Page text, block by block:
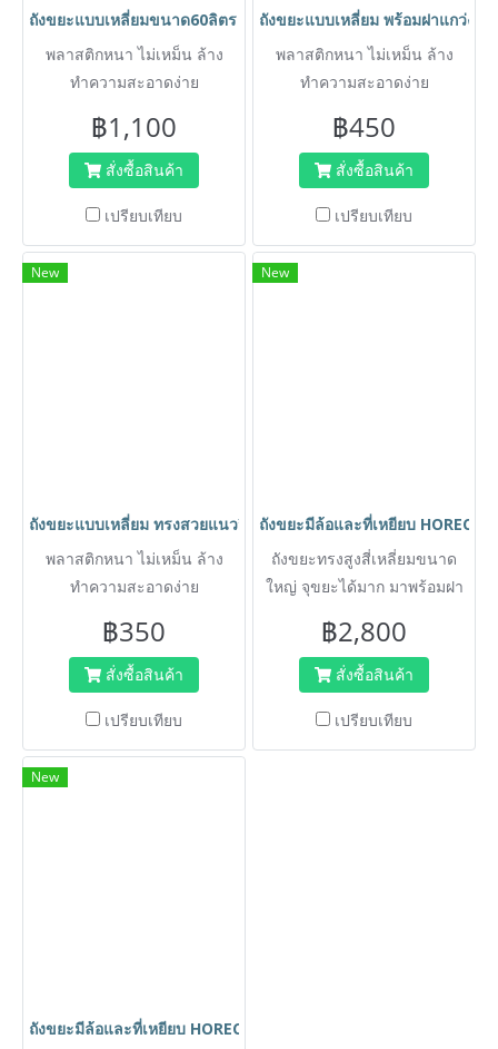
ถังขยะแบบเหลี่ยมขนาด60ลิตร ถังทรงสูง บาง จุขยะได้เยอะ เอาถุงดำ
พลาสติกหนา ไม่เหม็น ล้าง
ทำความสะอาดง่าย
฿1,100
สั่งซื้อสินค้า
เปรียบเทียบ
ถังขยะแบบเหลี่ยม พร้อมฝาแกว่งท
พลาสติกหนา ไม่เหม็น ล้าง
ทำความสะอาดง่าย
฿450
สั่งซื้อสินค้า
เปรียบเทียบ
New
ถังขยะแบบเหลี่ยม ทรงสวยแนววินเทจ ขนาด 35 ลิตร ตรา HORECAT
พลาสติกหนา ไม่เหม็น ล้าง
ทำความสะอาดง่าย
฿350
สั่งซื้อสินค้า
เปรียบเทียบ
New
ถังขยะมีล้อและที่เหยียบ
ถังขยะทรงสูงสี่เหลี่ยมขนาด
ใหญ่ จุขยะได้มาก มาพร้อมฝา
เคลื่อนย้ายสะดวก เหมาะ
สำหรับใช้ภายนอกบ้านพักอาศัย
สำนักงาน หอพัก หรือบริเวณ
สาธารณะที่มีคนพลุกพล่าน
ออกแบบให้เปิดฝาถังได้โดยการ
฿2,800
สั่งซื้อสินค้า
เปรียบเทียบ
New
ถังขยะมีล้อและที่เหยียบ HORECAT รุ่น AF07601A ความจุ 120 ลิตร